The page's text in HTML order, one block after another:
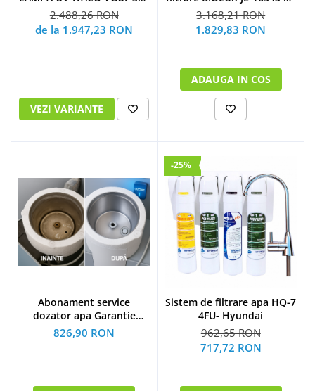
UV
2.488,26 RON
de la 1.947,23 RON
VEZI VARIANTE
by Midea
3.168,21 RON
1.829,83 RON
ADAUGA IN COS
Abonament service
dozator apa Garantie
extinsa 12 luni
826,90 RON
-25%
Sistem de filtrare apa HQ-7
4FU- Hyundai
962,65 RON
717,72 RON